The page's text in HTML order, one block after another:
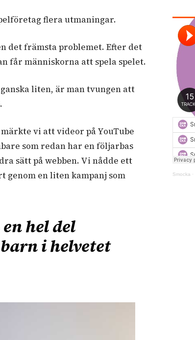
flera utmaningar.
det främsta problemet. Efter det
får människorna att spela spelet.
liten, är man tvungen att
vi att videor på YouTube
som redan har en följarbas
sätt på webben. Vi nådde ett
genom en liten kampanj som
hel del
i helvetet
Smocka ·